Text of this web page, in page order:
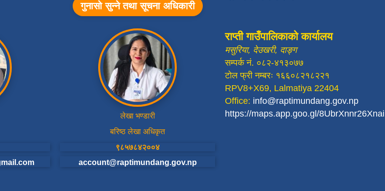
गुनासो सुन्ने तथा सूचना अधिकारी
लेखा भण्डारी
बरिष्ठ लेखा अधिकृत
९८५७८४२००४
account@raptimundang.gov.np
राप्ती गाउँपालिकाको कार्यालय
मसुरिया, देउखरी, दाङ्ग
सम्पर्क नं. ०८२-४१३०७७
टोल फ्री नम्बरः १६६०८२१८२२१
RPV8+X69, Lalmatiya 22404
Office: info@raptimundang.gov.np
https://maps.app.goo.gl/